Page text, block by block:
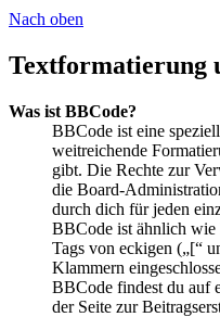
Nach oben
Textformatierung
Was ist BBCode?
BBCode ist eine
weitreichende
gibt. Die Rechte zur
die Board-
durch dich für jeden
BBCode ist ähnlich
Tags von eckigen („[“
Klammern
BBCode findest du auf
der Seite zur